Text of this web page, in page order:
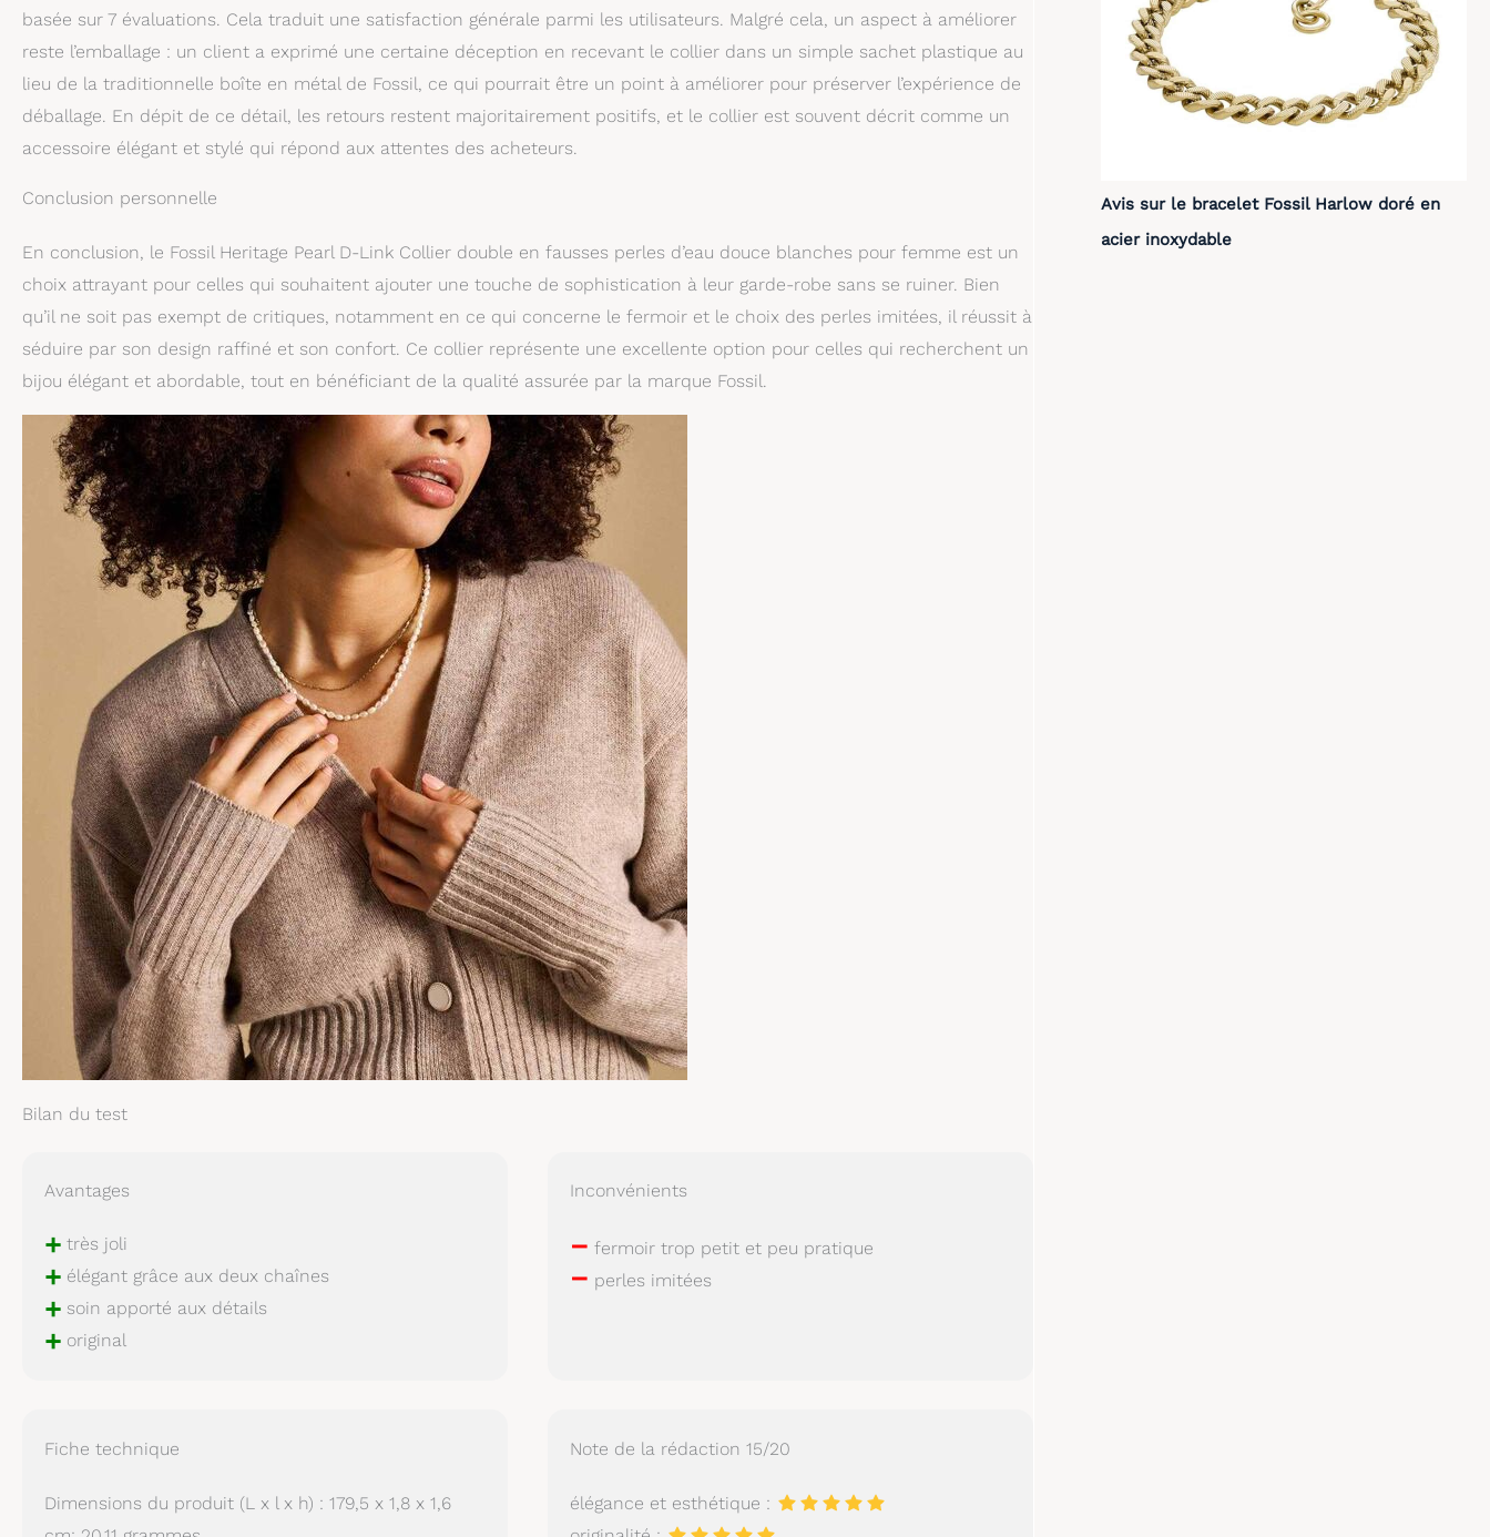
basée sur 7 évaluations. Cela traduit une satisfaction générale parmi les utilisateurs. Malgré cela, un aspect à améliorer
reste l’emballage : un client a exprimé une certaine déception en recevant le collier dans un simple sachet plastique au
lieu de la traditionnelle boîte en métal de Fossil, ce qui pourrait être un point à améliorer pour préserver l’expérience de
déballage. En dépit de ce détail, les retours restent majoritairement positifs, et le collier est souvent décrit comme un
accessoire élégant et stylé qui répond aux attentes des acheteurs.
Conclusion personnelle
En conclusion, le Fossil Heritage Pearl D-Link Collier double en fausses perles d’eau douce blanches pour femme est un
choix attrayant pour celles qui souhaitent ajouter une touche de sophistication à leur garde-robe sans se ruiner. Bien
qu’il ne soit pas exempt de critiques, notamment en ce qui concerne le fermoir et le choix des perles imitées, il réussit à
séduire par son design raffiné et son confort. Ce collier représente une excellente option pour celles qui recherchent un
bijou élégant et abordable, tout en bénéficiant de la qualité assurée par la marque Fossil.
Bilan du test
Avantages
+ très joli
+ élégant grâce aux deux chaînes
+ soin apporté aux détails
+ original
Inconvénients
– fermoir trop petit et peu pratique
– perles imitées
Fiche technique
Dimensions du produit (L x l x h) : 179,5 x 1,8 x 1,6
Note de la rédaction 15/20
élégance et esthétique :
Avis sur le bracelet Fossil Harlow doré en
acier inoxydable